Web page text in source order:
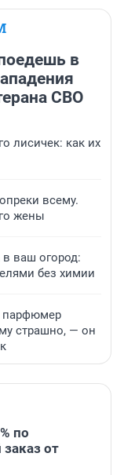
в
СВО
лисичек: как их
всему.
жены
в ваш огород:
без химии
парфюмер
страшно, — он
по
от